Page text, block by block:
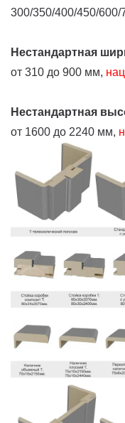
300/350/400/450/
Нестандартная
от 310 до 900 мм,
Нестандартная
от 1600 до 2240 мм,